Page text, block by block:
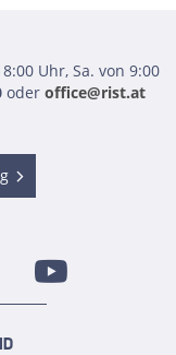
Uhr, Sa. von 9:00
oder office@rist.at